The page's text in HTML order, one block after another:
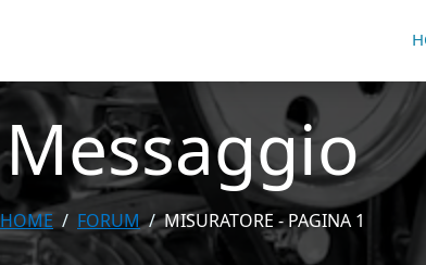
Messaggio
HOME FORUM MISURATORE - PAGINA 1